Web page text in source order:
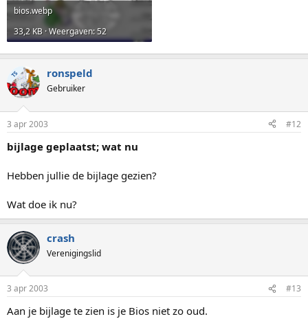
bios.webp
33,2 KB · Weergaven: 52
TS ronspeld
Gebruiker
3 apr 2003 #12
bijlage geplaatst; wat nu
Hebben jullie de bijlage gezien?
Wat doe ik nu?
crash
Verenigingslid
3 apr 2003 #13
Aan je bijlage te zien is je Bios niet zo oud.